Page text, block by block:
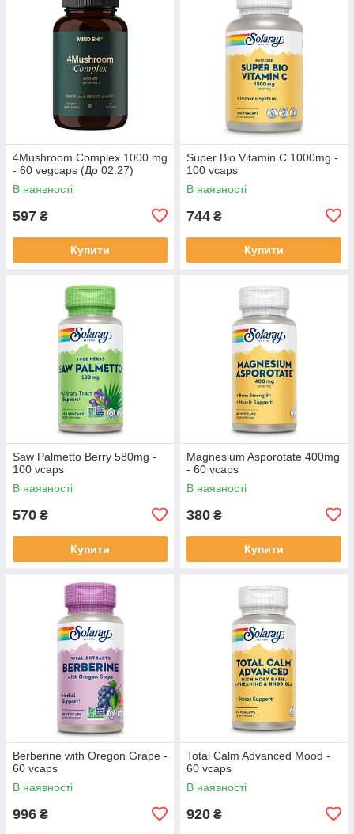
4Mushroom Complex 1000 mg
- 60 vegcaps (До 02.27)
В наявності
597 ₴
Купити
Super Bio Vitamin C 1000mg -
100 vcaps
В наявності
744 ₴
Купити
Saw Palmetto Berry 580mg -
100 vcaps
В наявності
570 ₴
Купити
Magnesium Asporotate 400mg
- 60 vcaps
В наявності
380 ₴
Купити
Berberine with Oregon Grape -
60 vcaps
В наявності
996 ₴
Total Calm Advanced Mood -
60 vcaps
В наявності
920 ₴